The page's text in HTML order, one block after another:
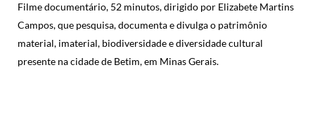
Filme documentário, 52 minutos, dirigido por Elizabete Martins
Campos, que pesquisa, documenta e divulga o patrimônio
material, imaterial, biodiversidade e diversidade cultural
presente na cidade de Betim, em Minas Gerais.